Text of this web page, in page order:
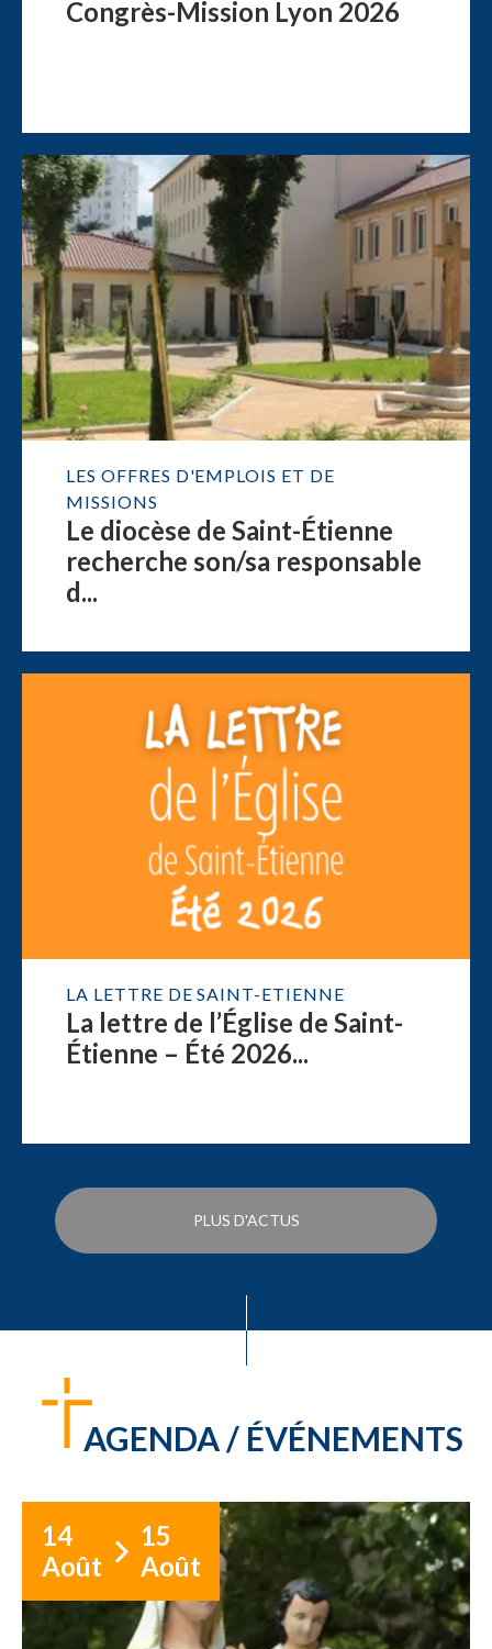
Congrès-Mission Lyon 2026
LES OFFRES D'EMPLOIS ET DE
MISSIONS
Le diocèse de Saint-Étienne
recherche son/sa responsable
d...
LA LETTRE DE SAINT-ETIENNE
La lettre de l’Église de Saint-
Étienne – Été 2026...
PLUS D'ACTUS
AGENDA / ÉVÉNEMENTS
14
Août
15
Août